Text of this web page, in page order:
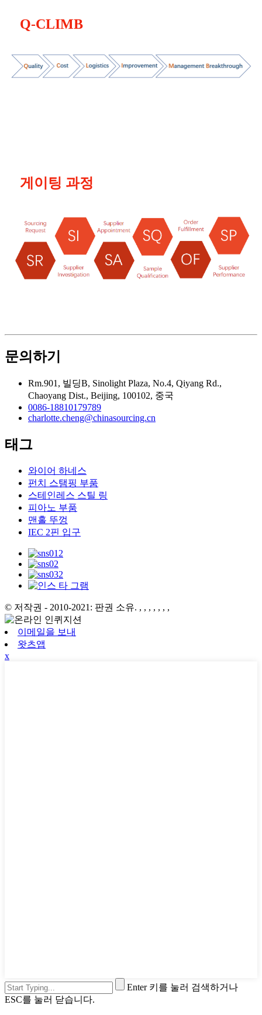
Q-CLIMB
게이팅 과정
문의하기
Rm.901, 빌딩B, Sinolight Plaza, No.4, Qiyang Rd.,
Chaoyang Dist., Beijing, 100102, 중국
0086-18810179789
charlotte.cheng@chinasourcing.cn
태그
와이어 하네스
펀치 스탬핑 부품
스테인레스 스틸 링
피아노 부품
맨홀 뚜껑
IEC 2핀 입구
© 저작권 - 2010-2021: 판권 소유. , , , , , , ,
이메일을 보내
왓츠앱
x
Enter 키를 눌러 검색하거나
ESC를 눌러 닫습니다.